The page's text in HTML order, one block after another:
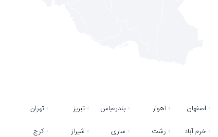
اصفهان اهواز بندرعباس تبریز تهران
خرم آباد رشت ساری شیراز کرج